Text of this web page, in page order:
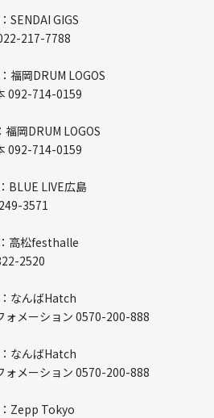
SENDAI GIGS
217-7788
福岡DRUM LOGOS
092-714-0159
岡DRUM LOGOS
092-714-0159
BLUE LIVE広島
3571
高松festhalle
2520
なんばHatch
ォメーション 0570-200-888
なんばHatch
ォメーション 0570-200-888
Zepp Tokyo